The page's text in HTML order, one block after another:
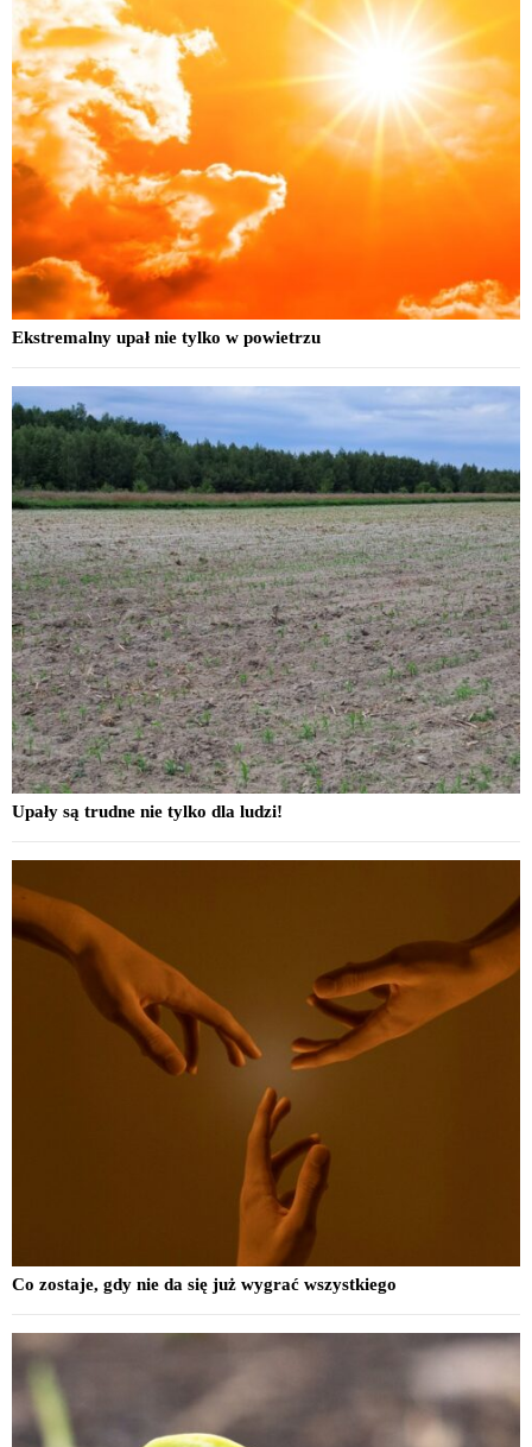
Ekstremalny upał nie tylko w powietrzu
Upały są trudne nie tylko dla ludzi!
Co zostaje, gdy nie da się już wygrać wszystkiego